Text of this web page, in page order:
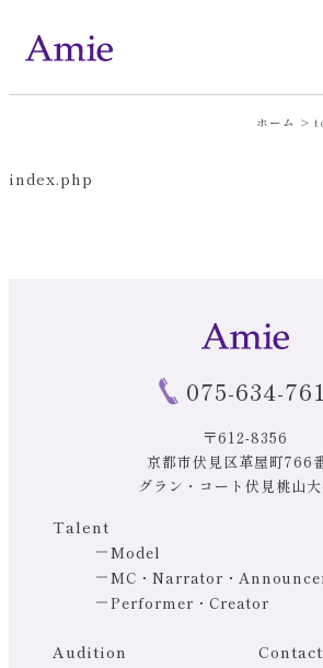
ホーム >
index.php
075-634-
〒612-8356
京都市伏見区革屋町766
グラン・コート伏見桃山
Talent
Model
MC・Narrator・
Performer・Creator
Audition
Contact